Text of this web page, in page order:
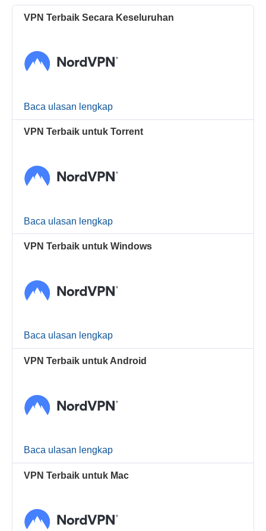
VPN Terbaik Secara Keseluruhan
Baca ulasan lengkap
VPN Terbaik untuk Torrent
Baca ulasan lengkap
VPN Terbaik untuk Windows
Baca ulasan lengkap
VPN Terbaik untuk Android
Baca ulasan lengkap
VPN Terbaik untuk Mac